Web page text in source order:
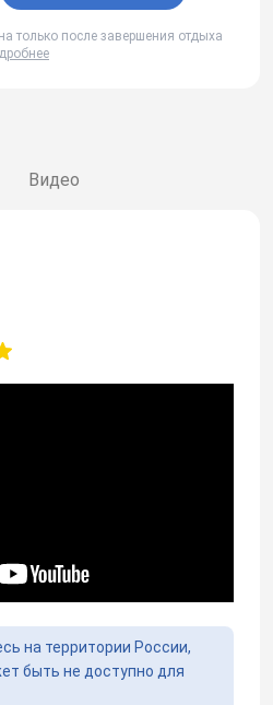
Видео
на территории России,
быть не доступно для
только после завершения отдыха